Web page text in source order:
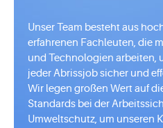
Unser Team besteht aus
erfahrenen Fachleuten, die
und Technologien arbeiten,
jeder Abrissjob sicher und
Wir legen großen Wert auf
Standards bei der
Umweltschutz, um unseren